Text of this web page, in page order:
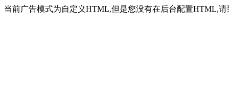
当前广告模式为自定义HTML,但是您没有在后台配置HTML,